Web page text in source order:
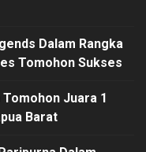
Dalam Rangka
Tomohon Sukses
Tomohon Juara 1
Barat